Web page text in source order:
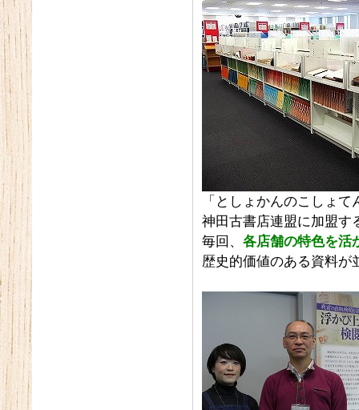
「としょかんのこしょて
神田古書店連盟に加盟す
毎回、 各店舗の特色を活
歴史的価値のある資料が